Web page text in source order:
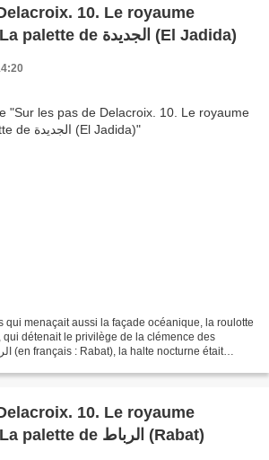
10. Le royaume
chérifien. 10-5. La palette de اﻟﺠﺪﻳﺪة (El Jadida)
qui menaçait aussi la façade océanique, la roulotte
qui détenait le privilège de la clémence des
10. Le royaume
chérifien. 10-4. La palette de اﻟﺮﺑﺎط (Rabat)